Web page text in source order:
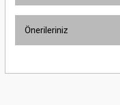
Önerileriniz
yetersiz gördüğünüz